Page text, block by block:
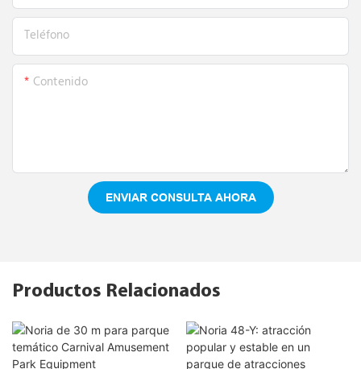
Teléfono
Contenido
ENVIAR CONSULTA AHORA
Productos Relacionados